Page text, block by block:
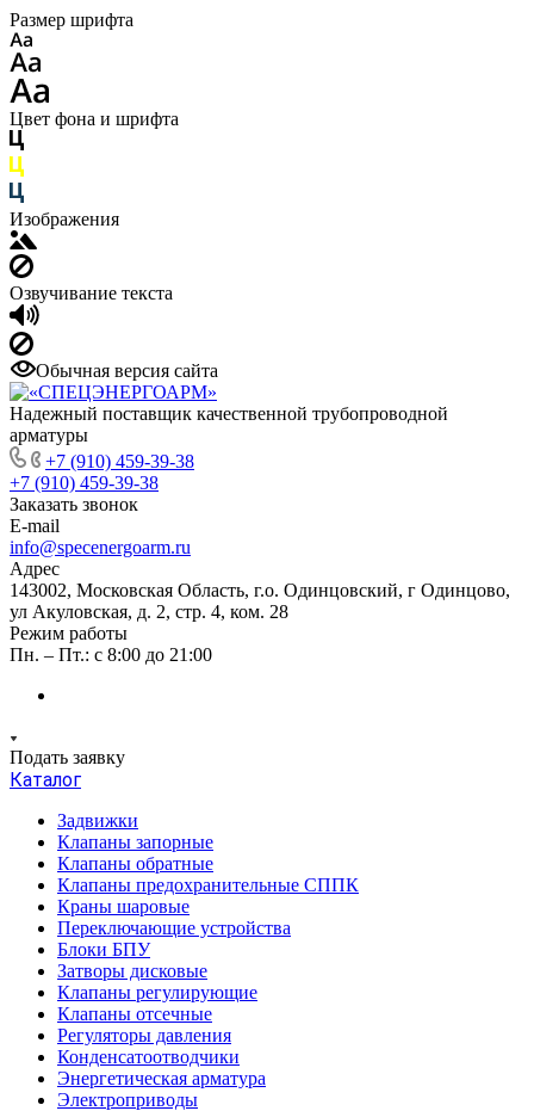
Размер шрифта
Цвет фона и шрифта
Изображения
Озвучивание текста
Обычная версия сайта
Надежный поставщик качественной трубопроводной
арматуры
+7 (910) 459-39-38
+7 (910) 459-39-38
Заказать звонок
E-mail
info@specenergoarm.ru
Адрес
143002, Московская Область, г.о. Одинцовский, г Одинцово,
ул Акуловская, д. 2, стр. 4, ком. 28
Режим работы
Пн. – Пт.: с 8:00 до 21:00
Подать заявку
Каталог
Задвижки
Клапаны запорные
Клапаны обратные
Клапаны предохранительные СППК
Краны шаровые
Переключающие устройства
Блоки БПУ
Затворы дисковые
Клапаны регулирующие
Клапаны отсечные
Регуляторы давления
Конденсатоотводчики
Энергетическая арматура
Электроприводы